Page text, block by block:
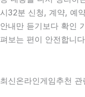
시32분 신청, 계약, 예
안내만 듣기보다 확인
펴보는 편이 안전합니
최신온라인게임추천